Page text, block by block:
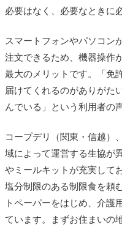
必要はなく、必要なときに
スマートフォンやパソコン
注文できるため、機器操作
最大のメリットです。「免
届けてくれるのがありがた
んでいる」という利用者の
コープデリ（関東・信越）
域によって運営する生協が
やミールキットが充実して
塩分制限のある制限食を頼
トペーパーをはじめ、介護
ています。まずお住まいの